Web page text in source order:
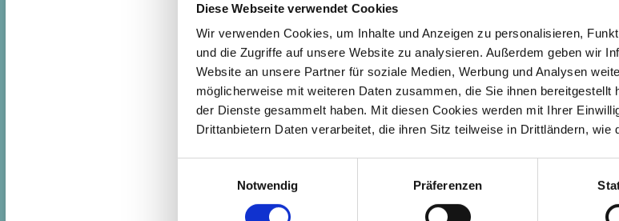
Diese Webseite verwendet Cookies
Wir verwenden Cookies, um Inhalte und Anzeigen zu personalisieren,
und die Zugriffe auf unsere Website zu analysieren. Außerdem geben wir
Website an unsere Partner für soziale Medien, Werbung und Analysen
möglicherweise mit weiteren Daten zusammen, die Sie ihnen
der Dienste gesammelt haben. Mit diesen Cookies werden mit Ihrer
Drittanbietern Daten verarbeitet, die ihren Sitz teilweise in Drittländern, wie
Notwendig
Präferenzen